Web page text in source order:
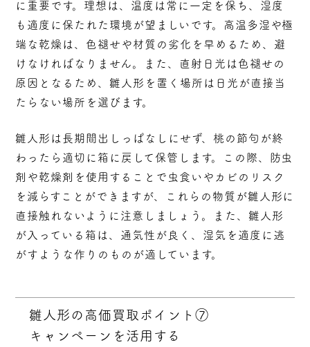
に重要です。理想は、温度は常に一定を保ち、湿度
も適度に保たれた環境が望ましいです。高温多湿や極
端な乾燥は、色褪せや材質の劣化を早めるため、避
けなければなりません。また、直射日光は色褪せの
原因となるため、雛人形を置く場所は日光が直接当
たらない場所を選びます。
雛人形は長期間出しっぱなしにせず、桃の節句が終
わったら適切に箱に戻して保管します。この際、防虫
剤や乾燥剤を使用することで虫食いやカビのリスク
を減らすことができますが、これらの物質が雛人形に
直接触れないように注意しましょう。また、雛人形
が入っている箱は、通気性が良く、湿気を適度に逃
がすような作りのものが適しています。
雛人形の高価買取ポイント⑦
キャンペーンを活用する